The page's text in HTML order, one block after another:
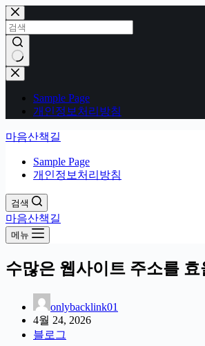
본
문
으
로
건
너
결
Sample Page
개인정보처리방침
마음산책길
Sample Page
개인정보처리방침
검색
마음산책길
메뉴
수많은 웹사이트 주소를
onlybacklink01
4월 24, 2026
블로그